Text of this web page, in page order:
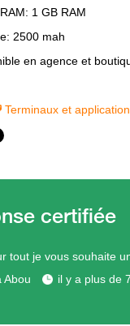
1 GB RAM
2500 mah
en agence et
Terminaux et
tout je vous souhaite
Abou
il y a plus de